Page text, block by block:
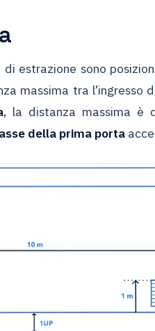
estrazione sono
massima tra l’ingresso
, la distanza massima è
della prima porta